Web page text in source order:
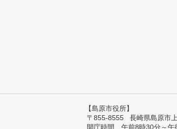
【島原市役所】
〒855-8555 長崎県島原市
開庁時間 午前8時30分～午